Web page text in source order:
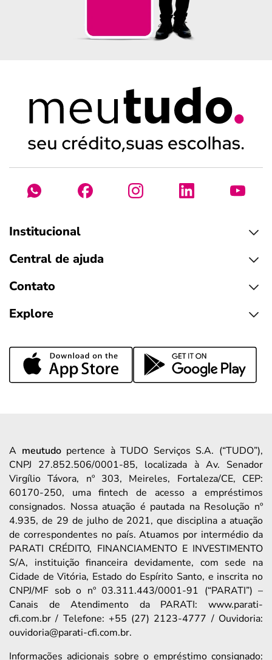
Institucional
Central de ajuda
Contato
Explore
A meutudopertence à TUDO Serviços S.A. (“TUDO”),
CNPJ 27.852.506/0001-85, localizada à Av. Senador
Virgílio Távora, nº 303, Meireles, Fortaleza/CE, CEP:
60170-250, uma fintech de acesso a empréstimos
consignados. Nossa atuação é pautada na Resolução nº
4.935, de 29 de julho de 2021, que disciplina a atuação
de correspondentes no país. Atuamos por intermédio da
PARATI CRÉDITO, FINANCIAMENTO E INVESTIMENTO
S/A, instituição financeira devidamente, com sede na
Cidade de Vitória, Estado do Espírito Santo, e inscrita no
CNPJ/MF sob o nº 03.311.443/0001-91 (“PARATI”) –
Canais de Atendimento da PARATI: www.parati-
cfi.com.br / Telefone: +55 (27) 2123-4777 / Ouvidoria:
ouvidoria@parati-cfi.com.br.
Informações adicionais sobre o empréstimo consignado: